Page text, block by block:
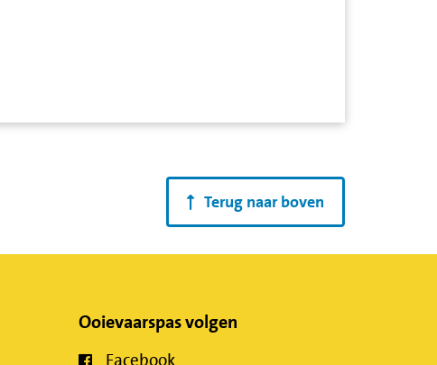
Terug naar boven
Ooievaarspas volgen
Facebook